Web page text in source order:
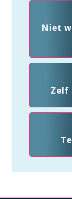
Niet
Zelf